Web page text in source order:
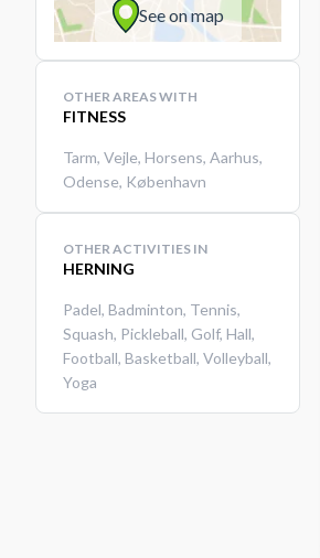
See on map
OTHER AREAS WITH
FITNESS
Tarm, Vejle, Horsens, Aarhus,
Odense, København
OTHER ACTIVITIES IN
HERNING
Padel, Badminton, Tennis,
Squash, Pickleball, Golf, Hall,
Football, Basketball, Volleyball,
Yoga